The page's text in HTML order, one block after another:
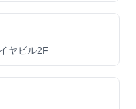
ヤビル2F